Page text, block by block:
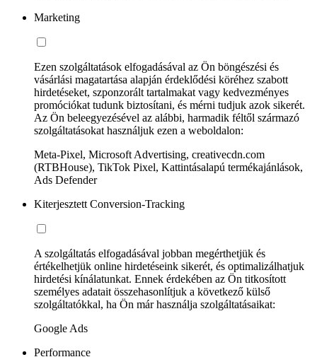
Marketing
Ezen szolgáltatások elfogadásával az Ön böngészési és
vásárlási magatartása alapján érdeklődési köréhez szabott
hirdetéseket, szponzorált tartalmakat vagy kedvezményes
promóciókat tudunk biztosítani, és mérni tudjuk azok sikerét.
Az Ön beleegyezésével az alábbi, harmadik féltől származó
szolgáltatásokat használjuk ezen a weboldalon:
Meta-Pixel, Microsoft Advertising, creativecdn.com
(RTBHouse), TikTok Pixel, Kattintásalapú termékajánlások,
Ads Defender
Kiterjesztett Conversion-Tracking
A szolgáltatás elfogadásával jobban megérthetjük és
értékelhetjük online hirdetéseink sikerét, és optimalizálhatjuk
hirdetési kínálatunkat. Ennek érdekében az Ön titkosított
személyes adatait összehasonlítjuk a következő külső
szolgáltatókkal, ha Ön már használja szolgáltatásaikat:
Google Ads
Performance